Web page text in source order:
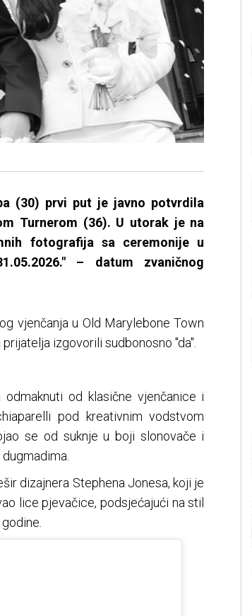
(30) prvi put je javno potvrdila
Turnerom (36). U utorak je na
fotografija sa ceremonije u
– datum zvaničnog
vjenčanja u Old Marylebone Town
izgovorili sudbonosno "da".
od klasične vjenčanice i
pod kreativnim vodstvom
se od suknje u boji slonovače i
dizajnera Stephena Jonesa, koji je
lice pjevačice, podsjećajući na stil